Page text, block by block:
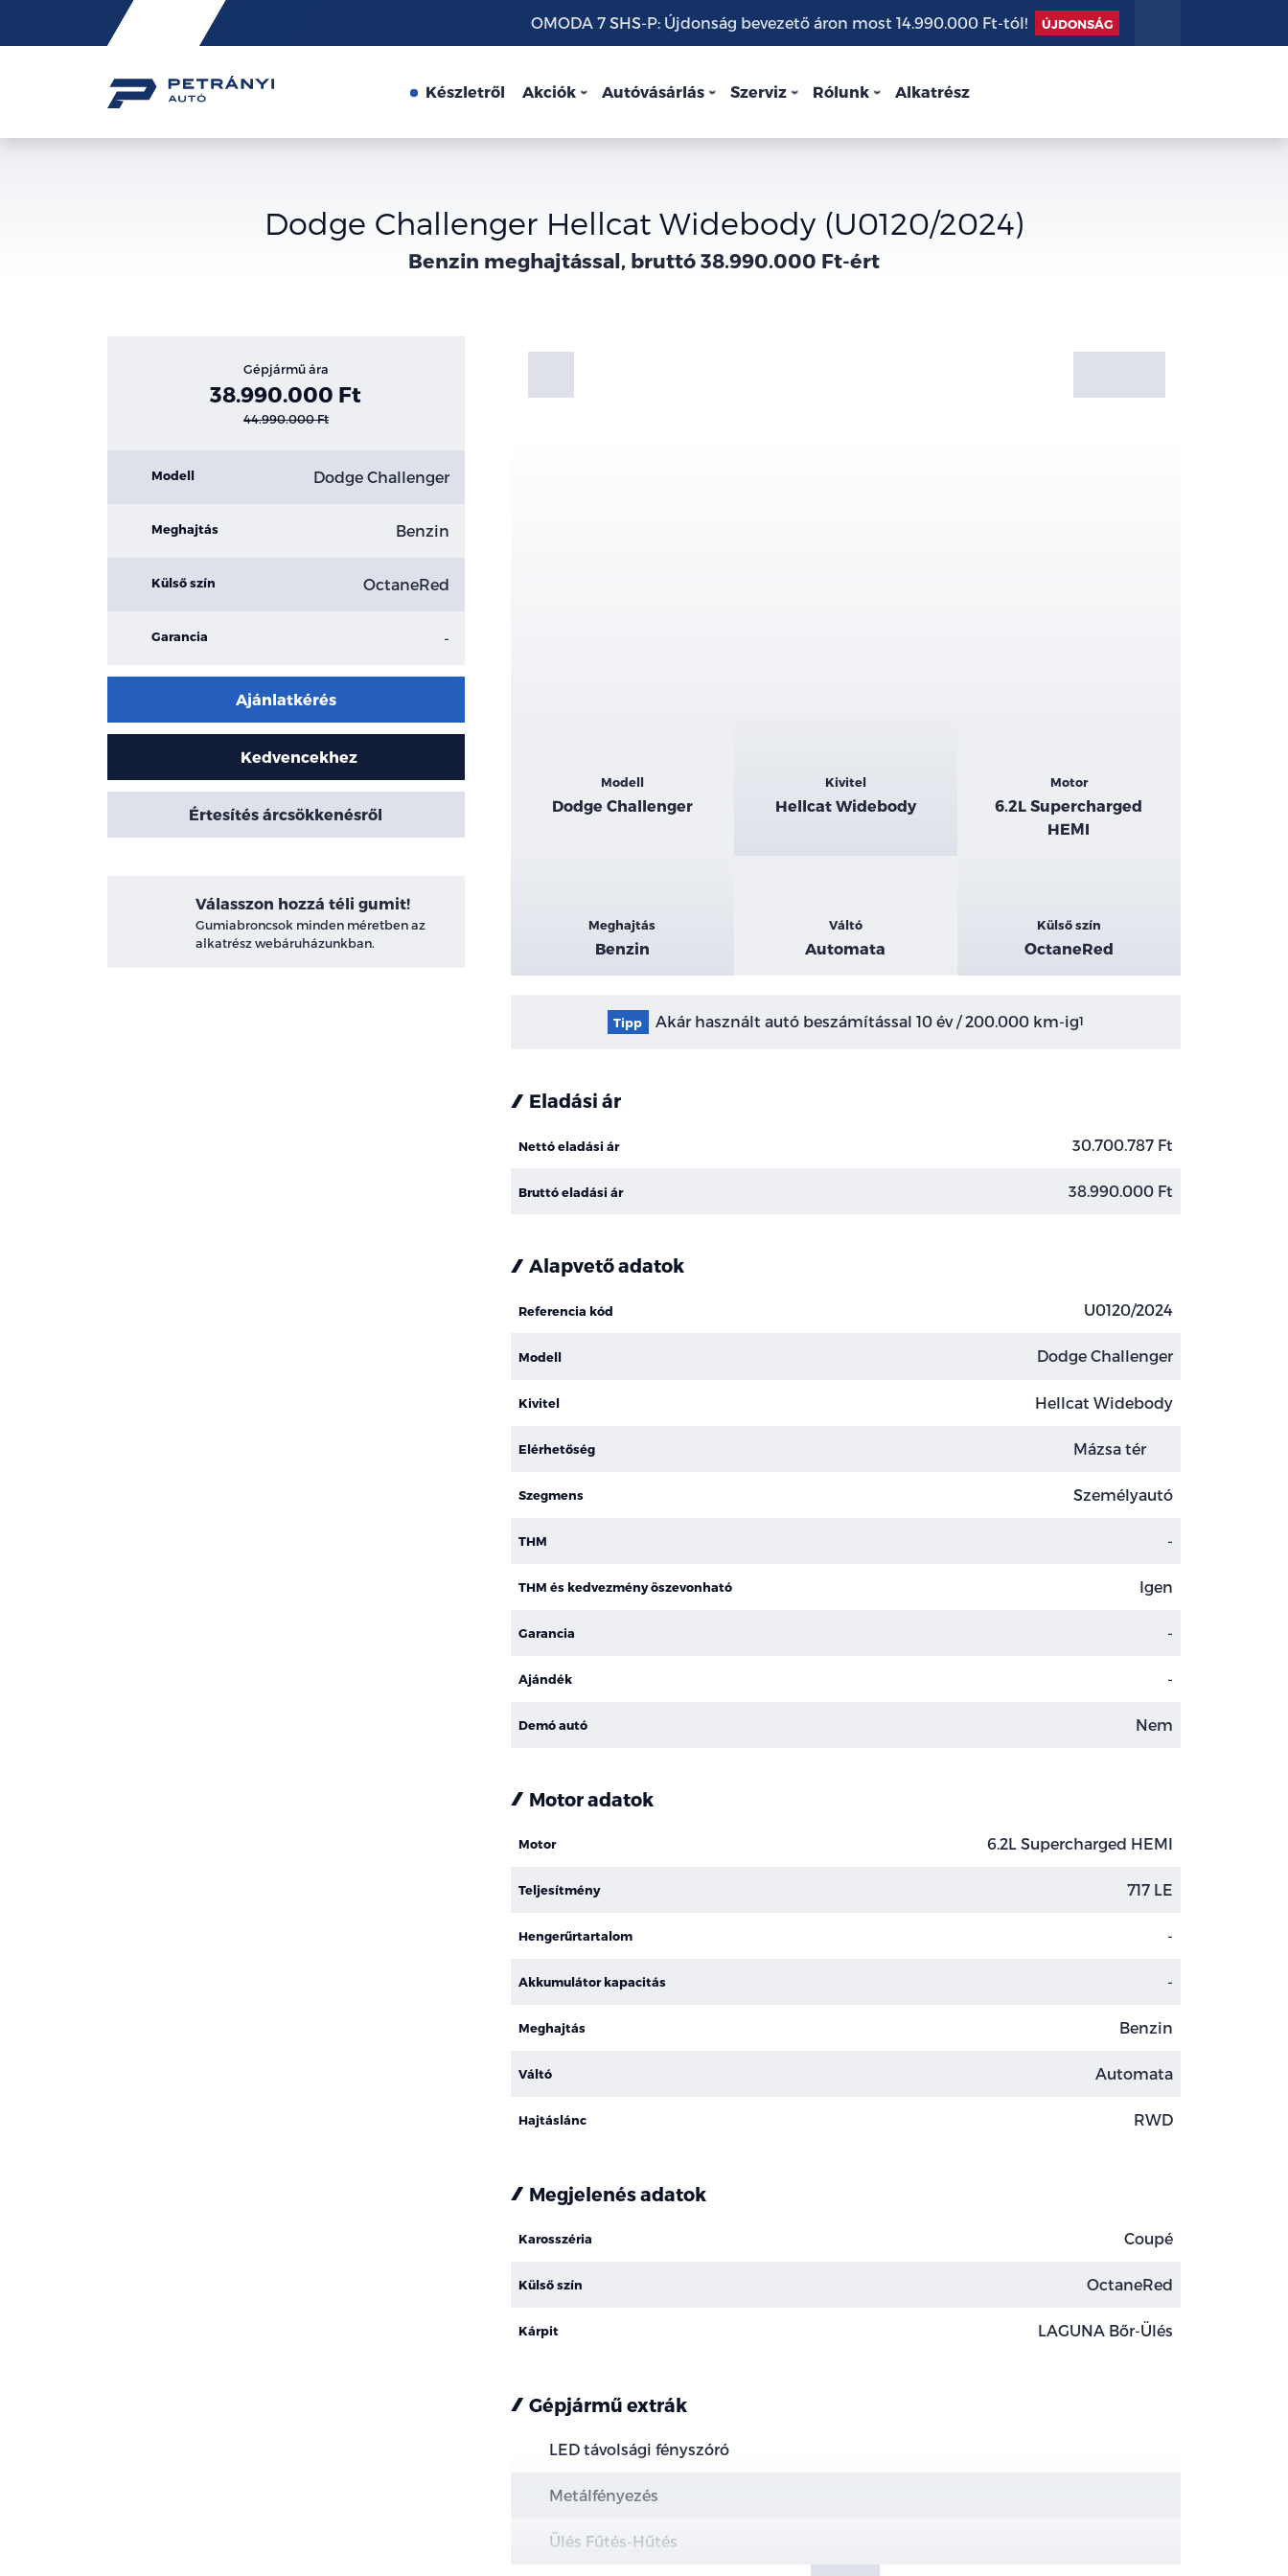
Friss
hírek
OMODA 7 SHS-P: Újdonság bevezető áron most 14.990.000 Ft-tól! ÚJDONSÁG
Készletről Akciók Autóvásárlás Szerviz Rólunk Alkatrész
Dodge Challenger Hellcat Widebody (U0120/2024)
Benzin meghajtással, bruttó 38.990.000 Ft-ért
Gépjármű ára
38.990.000 Ft
44.990.000 Ft
Modell Dodge Challenger
Meghajtás Benzin
Külső szín OctaneRed
Garancia -
Ajánlatkérés
Kedvencekhez
Értesítés árcsökkenésről
Válasszon hozzá téli gumit!
Gumiabroncsok minden méretben az
alkatrész webáruházunkban.
Galéria
Kiemelt
adatok
Modell
Dodge Challenger
Kivitel
Hellcat Widebody
Motor
6.2L Supercharged
HEMI
Meghajtás
Benzin
Váltó
Automata
Külső szín
OctaneRed
Tipp Akár használt autó beszámítással 10 év / 200.000 km-ig1
Eladási ár
Nettó eladási ár 30.700.787 Ft
Bruttó eladási ár 38.990.000 Ft
Alapvető adatok
Referencia kód U0120/2024
Modell Dodge Challenger
Kivitel Hellcat Widebody
Elérhetőség Mázsa tér
Szegmens Személyautó
THM -
THM és kedvezmény öszevonható Igen
Garancia -
Ajándék -
Demó autó Nem
Motor adatok
Motor 6.2L Supercharged HEMI
Teljesítmény 717 LE
Hengerűrtartalom -
Akkumulátor kapacitás -
Meghajtás Benzin
Váltó Automata
Hajtáslánc RWD
Megjelenés adatok
Karosszéria Coupé
Külső szín OctaneRed
Kárpit LAGUNA Bőr-Ülés
Gépjármű extrák
LED távolsági fényszóró
Metálfényezés
Ülés Fűtés-Hűtés